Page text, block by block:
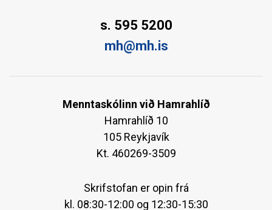
s. 595 5200
mh@mh.is
Menntaskólinn við Hamrahlíð
Hamrahlíð 10
105 Reykjavík
Kt. 460269-3509
Skrifstofan er opin frá
kl. 08:30-12:00 og 12:30-15:30